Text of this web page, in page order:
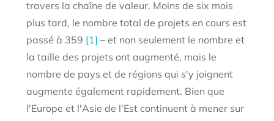
travers la chaîne de valeur. Moins de six mois
plus tard, le nombre total de projets en cours est
passé à 359 [1] – et non seulement le nombre et
la taille des projets ont augmenté, mais le
nombre de pays et de régions qui s'y joignent
augmente également rapidement. Bien que
l'Europe et l'Asie de l'Est continuent à mener sur